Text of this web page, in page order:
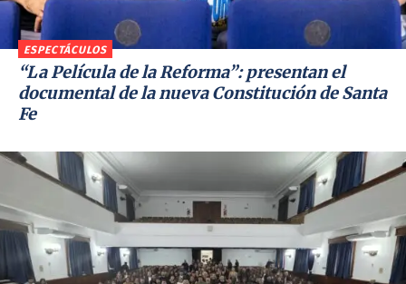
ESPECTÁCULOS
“La Película de la Reforma”: presentan el
documental de la nueva Constitución de Santa
Fe